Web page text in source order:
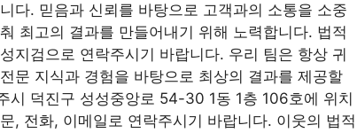
다. 믿음과 신뢰를 바탕으로 고객과의 소통을 소중
최고의 결과를 만들어내기 위해 노력합니다. 법적
지검으로 연락주시기 바랍니다. 우리 팀은 항상 귀
문 지식과 경험을 바탕으로 최상의 결과를 제공할
시 덕진구 성성중앙로 54-30 1동 1층 106호에 위치
, 전화, 이메일로 연락주시기 바랍니다. 이웃의 법적